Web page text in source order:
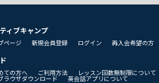
ィブキャンプ
ページ 新規会員登録 ログイン 再入会希望の方
ての方へ ご利用方法 レッスン回数無制限について
ラウザダウンロード 英会話アプリについて